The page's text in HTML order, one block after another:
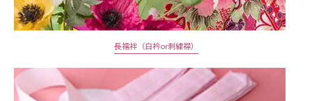
長襦袢（白衿or刺繍襟）